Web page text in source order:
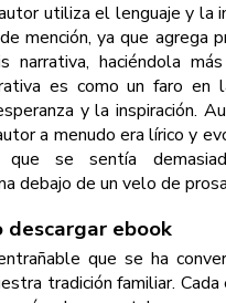
utiliza el lenguaje y la
mención, ya que agrega
narrativa, haciéndola
es como un faro en
y la inspiración.
a menudo era lírico y
se sentía
debajo de un velo de
descargar ebook
que se ha
tradición familiar. Cada